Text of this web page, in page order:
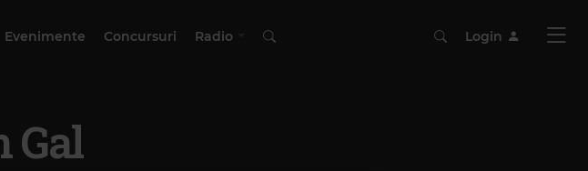
Evenimente Concursuri Radio Login
Gal